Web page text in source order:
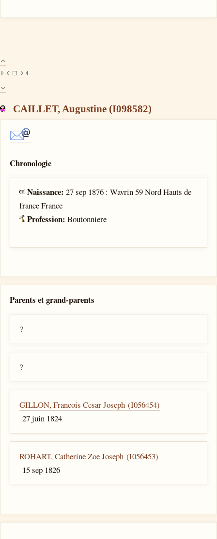
CAILLET, Augustine (I098582)
Chronologie
Naissance:27 sep 1876 : Wavrin 59 Nord Hauts de
france France
Profession:Boutonniere
Parents et grand-parents
?
?
GILLON, Francois Cesar Joseph (I056454)
27 juin 1824
ROHART, Catherine Zoe Joseph (I056453)
15 sep 1826